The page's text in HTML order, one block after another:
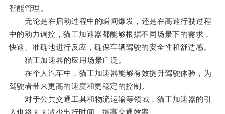
智能管理。
无论是在启动过程中的瞬间爆发，还是在高速行驶过程
中的动力调控，猫王加速器都能够根据不同场景下的需求，
快速、准确地进行反应，确保车辆驾驶的安全性和舒适感。
猫王加速器的应用场景广泛。
在个人汽车中，猫王加速器能够有效提升驾驶体验，为
驾驶者带来更高的速度和更稳定的控制。
对于公共交通工具和物流运输等领域，猫王加速器的引